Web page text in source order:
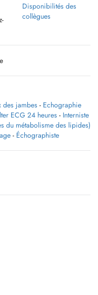
Disponibilités des
collègues
des jambes - Echographie
ECG 24 heures - Interniste
du métabolisme des lipides)
- Échographiste